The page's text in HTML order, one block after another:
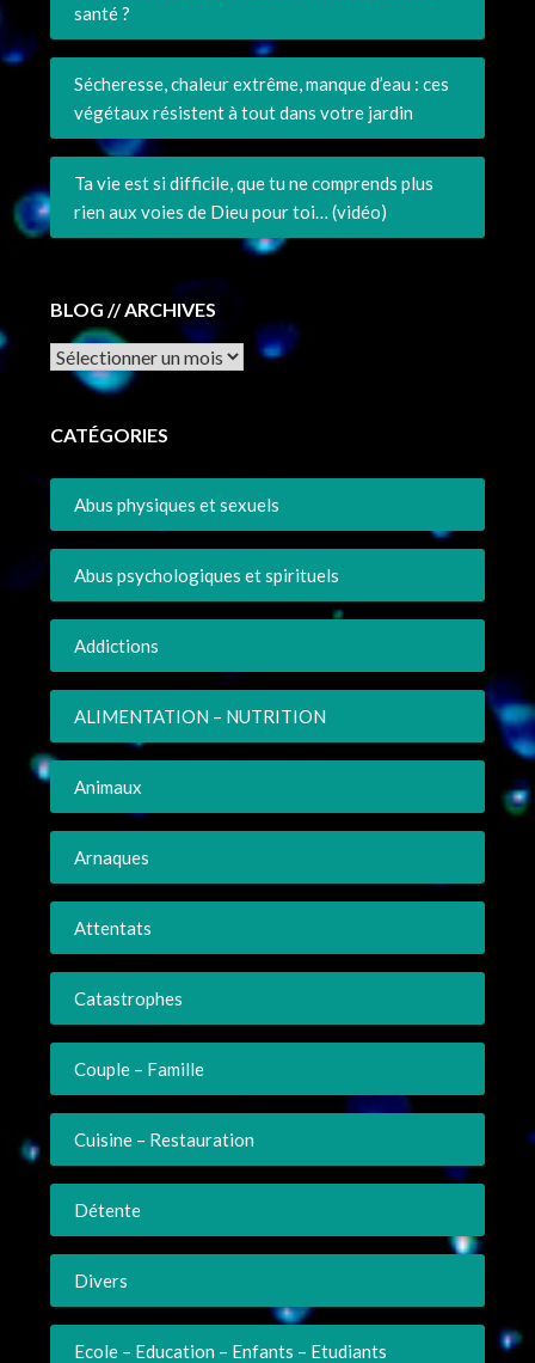
santé ?
Sécheresse, chaleur extrême, manque d’eau : ces
végétaux résistent à tout dans votre jardin
Ta vie est si difficile, que tu ne comprends plus
rien aux voies de Dieu pour toi… (vidéo)
BLOG // ARCHIVES
Archives
CATÉGORIES
Abus physiques et sexuels
Abus psychologiques et spirituels
Addictions
ALIMENTATION – NUTRITION
Animaux
Arnaques
Attentats
Catastrophes
Couple – Famille
Cuisine – Restauration
Détente
Divers
Ecole – Education – Enfants – Etudiants